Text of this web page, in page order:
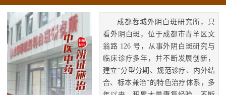
成都蓉城外阴白斑研究所，只
看外阴白斑，位于成都市青羊区文
翁路 126 号，从事外阴白斑研究与
临床诊疗多年，并不断发展创新，
建立“分型分期、规范诊疗、内外结
合、标本兼治”的特色治疗体系，多